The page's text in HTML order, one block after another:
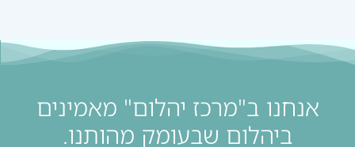
אנחנו ב"מרכז יהלום" מאמינים
ביהלום שבעומק מהותנו.